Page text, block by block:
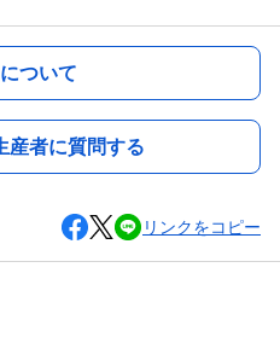
ついて
産者に質問する
リンクをコピー